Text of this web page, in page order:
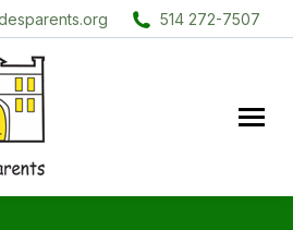
514 272-7507